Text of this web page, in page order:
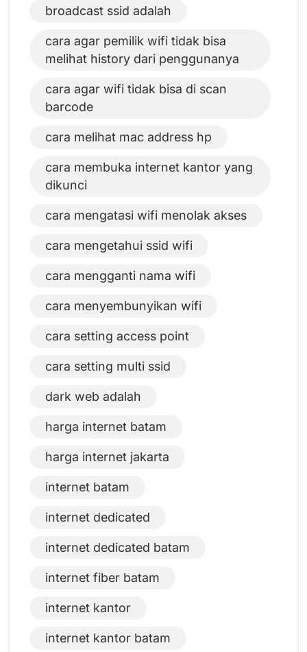
broadcast ssid adalah
cara agar pemilik wifi tidak bisa
melihat history dari penggunanya
cara agar wifi tidak bisa di scan
barcode
cara melihat mac address hp
cara membuka internet kantor yang
dikunci
cara mengatasi wifi menolak akses
cara mengetahui ssid wifi
cara mengganti nama wifi
cara menyembunyikan wifi
cara setting access point
cara setting multi ssid
dark web adalah
harga internet batam
harga internet jakarta
internet batam
internet dedicated
internet dedicated batam
internet fiber batam
internet kantor
internet kantor batam